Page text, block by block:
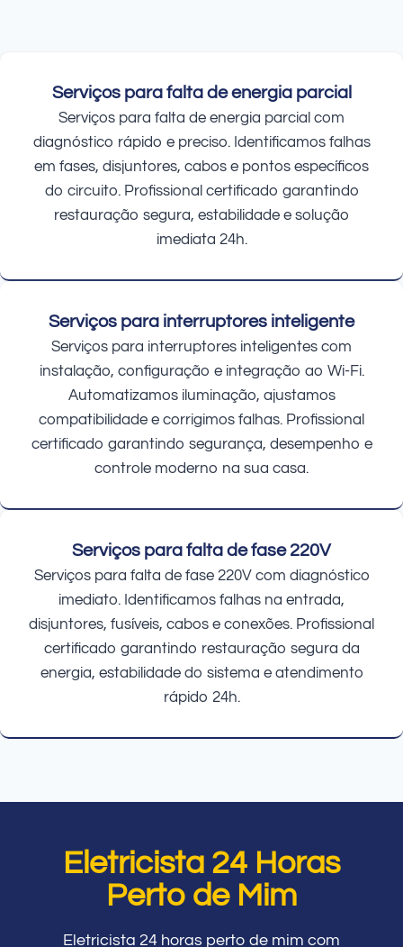
Serviços para falta de energia parcial
Serviços para falta de energia parcial com
diagnóstico rápido e preciso. Identificamos falhas
em fases, disjuntores, cabos e pontos específicos
do circuito. Profissional certificado garantindo
restauração segura, estabilidade e solução
imediata 24h.
Serviços para interruptores inteligente
Serviços para interruptores inteligentes com
instalação, configuração e integração ao Wi-Fi.
Automatizamos iluminação, ajustamos
compatibilidade e corrigimos falhas. Profissional
certificado garantindo segurança, desempenho e
controle moderno na sua casa.
Serviços para falta de fase 220V
Serviços para falta de fase 220V com diagnóstico
imediato. Identificamos falhas na entrada,
disjuntores, fusíveis, cabos e conexões. Profissional
certificado garantindo restauração segura da
energia, estabilidade do sistema e atendimento
rápido 24h.
Eletricista 24 Horas
Perto de Mim
Eletricista 24 horas perto de mim com